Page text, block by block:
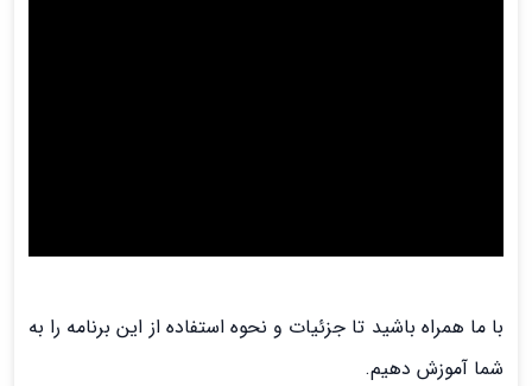
با ما همراه باشید تا جزئیات و نحوه استفاده از این برنامه را به
شما آموزش دهیم.